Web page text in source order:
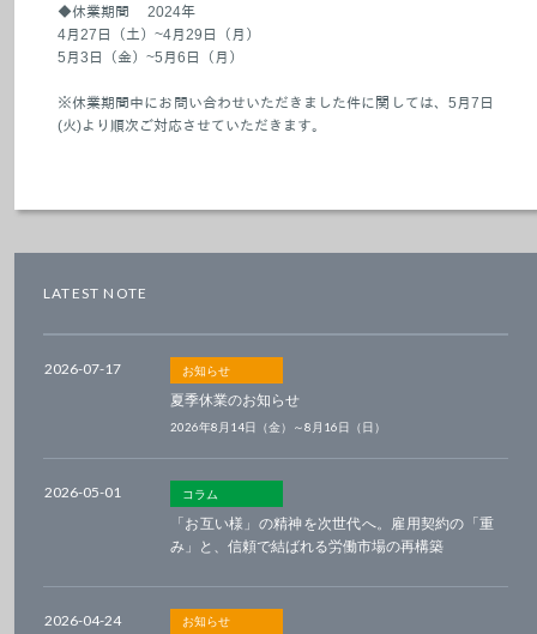
◆休業期間 2024年
4月27日（土）~4月29日（月）
5月3日（金）~5月6日（月）
※休業期間中にお問い合わせいただきました件に関しては、5月7日
(火)より順次ご対応させていただきます。
LATEST NOTE
2026-07-17 お知らせ
夏季休業のお知らせ
2026年8月14日（金）～8月16日（日）
2026-05-01 コラム
「お互い様」の精神を次世代へ。雇用契約の「重
み」と、信頼で結ばれる労働市場の再構築
2026-04-24 お知らせ